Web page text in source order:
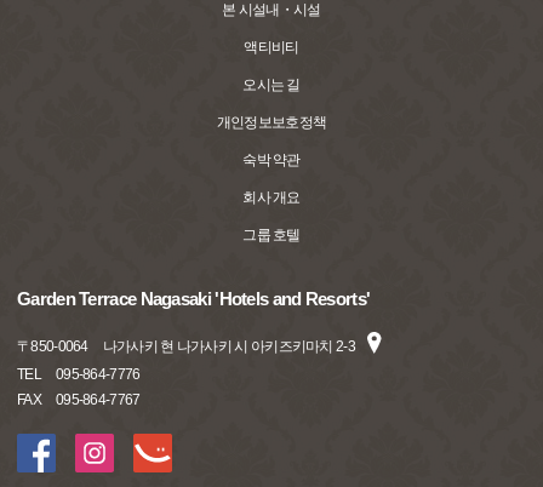
본 시설내・시설
액티비티
오시는 길
개인정보보호정책
숙박 약관
회사 개요
그룹 호텔
Garden Terrace Nagasaki 'Hotels and Resorts'
〒850-0064
나가사키 현 나가사키 시 아키즈키마치 2-3
TEL
095-864-7776
FAX
095-864-7767